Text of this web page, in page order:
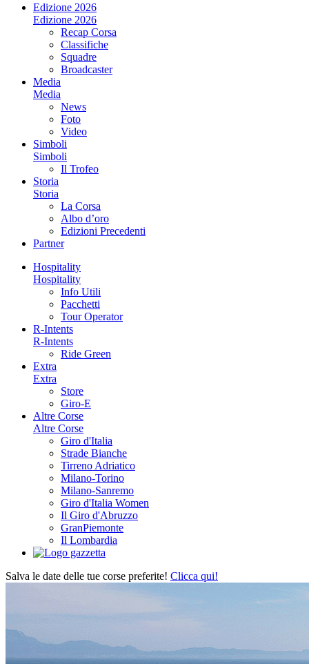
Edizione 2026
Edizione 2026
Recap Corsa
Classifiche
Squadre
Broadcaster
Media
Media
News
Foto
Video
Simboli
Simboli
Il Trofeo
Storia
Storia
La Corsa
Albo d’oro
Edizioni Precedenti
Partner
Hospitality
Hospitality
Info Utili
Pacchetti
Tour Operator
R-Intents
R-Intents
Ride Green
Extra
Extra
Store
Giro-E
Altre Corse
Altre Corse
Giro d'Italia
Strade Bianche
Tirreno Adriatico
Milano-Torino
Milano-Sanremo
Giro d'Italia Women
Il Giro d'Abruzzo
GranPiemonte
Il Lombardia
Salva le date delle tue corse preferite! Clicca qui!